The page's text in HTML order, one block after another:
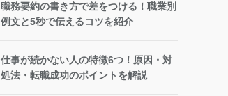
職務要約の書き方で差をつける！職業別
例文と5秒で伝えるコツを紹介
仕事が続かない人の特徴6つ！原因・対
処法・転職成功のポイントを解説